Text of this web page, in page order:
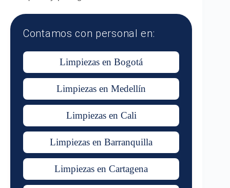
Contamos con personal en:
Limpiezas en Bogotá
Limpiezas en Medellín
Limpiezas en Cali
Limpiezas en Barranquilla
Limpiezas en Cartagena